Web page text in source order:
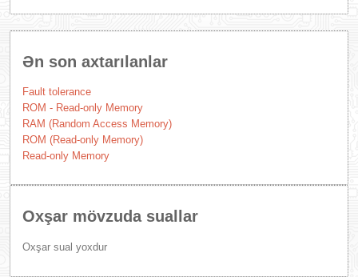
Ən son axtarılanlar
Fault tolerance
ROM - Read-only Memory
RAM (Random Access Memory)
ROM (Read-only Memory)
Read-only Memory
Oxşar mövzuda suallar
Oxşar sual yoxdur